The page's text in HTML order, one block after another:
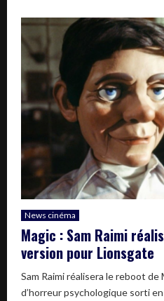
News cinéma
Magic : Sam Raimi
version pour Lionsgate
Sam Raimi réalisera le reboot de
d’horreur psychologique sorti